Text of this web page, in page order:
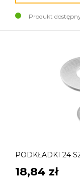
Produkt
PODKŁADKI 24
18,84 zł